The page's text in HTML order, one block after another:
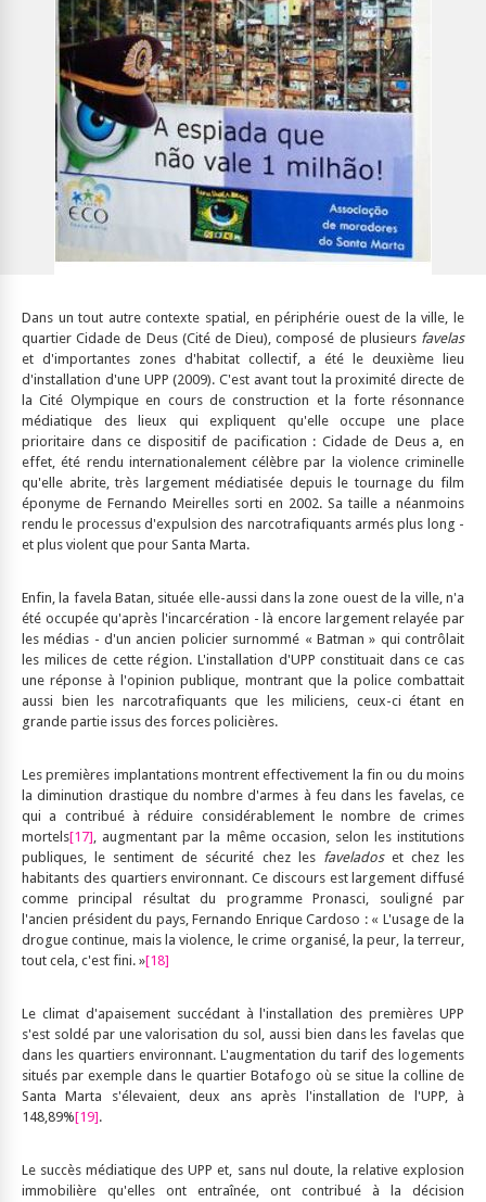
Dans un tout autre contexte spatial, en périphérie ouest de la ville, le
quartier Cidade de Deus (Cité de Dieu), composé de plusieurs favelas
et d'importantes zones d'habitat collectif, a été le deuxième lieu
d'installation d'une UPP (2009). C'est avant tout la proximité directe de
la Cité Olympique en cours de construction et la forte résonnance
médiatique des lieux qui expliquent qu'elle occupe une place
prioritaire dans ce dispositif de pacification : Cidade de Deus a, en
effet, été rendu internationalement célèbre par la violence criminelle
qu'elle abrite, très largement médiatisée depuis le tournage du film
éponyme de Fernando Meirelles sorti en 2002. Sa taille a néanmoins
rendu le processus d'expulsion des narcotrafiquants armés plus long -
et plus violent que pour Santa Marta.
Enfin, la favela Batan, située elle-aussi dans la zone ouest de la ville, n'a
été occupée qu'après l'incarcération - là encore largement relayée par
les médias - d'un ancien policier surnommé « Batman » qui contrôlait
les milices de cette région. L'installation d'UPP constituait dans ce cas
une réponse à l'opinion publique, montrant que la police combattait
aussi bien les narcotrafiquants que les miliciens, ceux-ci étant en
grande partie issus des forces policières.
Les premières implantations montrent effectivement la fin ou du moins
la diminution drastique du nombre d'armes à feu dans les favelas, ce
qui a contribué à réduire considérablement le nombre de crimes
mortels[17], augmentant par la même occasion, selon les institutions
publiques, le sentiment de sécurité chez les faveladoset chez les
habitants des quartiers environnant. Ce discours est largement diffusé
comme principal résultat du programme Pronasci, souligné par
l'ancien président du pays, Fernando Enrique Cardoso : « L'usage de la
drogue continue, mais la violence, le crime organisé, la peur, la terreur,
tout cela, c'est fini. »[18]
Le climat d'apaisement succédant à l'installation des premières UPP
s'est soldé par une valorisation du sol, aussi bien dans les favelas que
dans les quartiers environnant. L'augmentation du tarif des logements
situés par exemple dans le quartier Botafogo où se situe la colline de
Santa Marta s'élevaient, deux ans après l'installation de l'UPP, à
148,89%[19].
Le succès médiatique des UPP et, sans nul doute, la relative explosion
immobilière qu'elles ont entraînée, ont contribué à la décision